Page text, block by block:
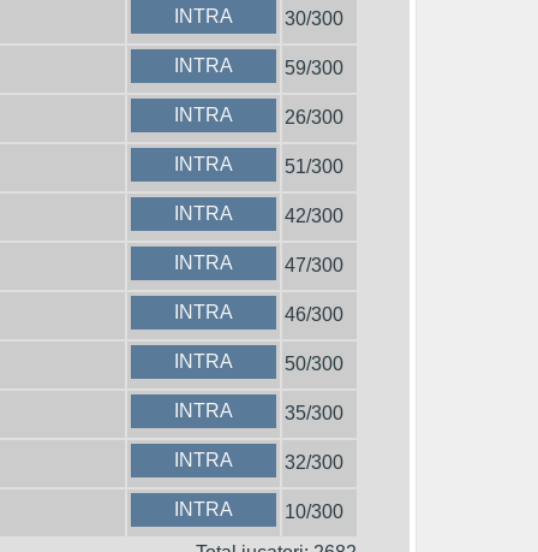
INTRA 30/300
INTRA 59/300
INTRA 26/300
INTRA 51/300
INTRA 42/300
INTRA 47/300
INTRA 46/300
INTRA 50/300
INTRA 35/300
INTRA 32/300
INTRA
10/300